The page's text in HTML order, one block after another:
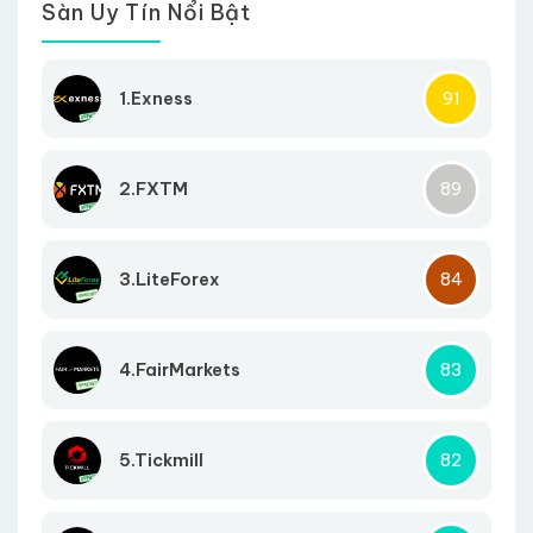
Sàn Uy Tín Nổi Bật
1.Exness 91
2.FXTM 89
3.LiteForex 84
4.FairMarkets 83
5.Tickmill 82